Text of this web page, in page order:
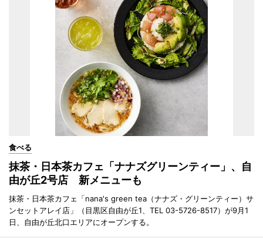
食べる
抹茶・日本茶カフェ「ナナズグリーンティー」、自
由が丘2号店 新メニューも
抹茶・日本茶カフェ「nana's green tea（ナナズ・グリーンティー）サ
ンセットアレイ店」（目黒区自由が丘1、TEL 03-5726-8517）が9月1
日、自由が丘北口エリアにオープンする。